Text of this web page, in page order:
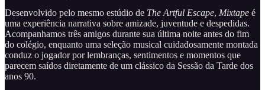
Desenvolvido pelo mesmo estúdio de The Artful Escape, Mixtape é
uma experiência narrativa sobre amizade, juventude e despedidas.
Acompanhamos três amigos durante sua última noite antes do fim
do colégio, enquanto uma seleção musical cuidadosamente montada
conduz o jogador por lembranças, sentimentos e momentos que
parecem saídos diretamente de um clássico da Sessão da Tarde dos
anos 90.